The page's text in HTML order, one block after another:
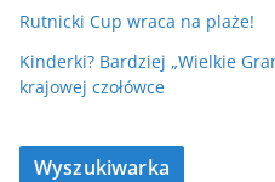
Rutnicki Cup wraca na plaże!
Kinderki? Bardziej „Wielkie
krajowej czołówce
Wyszukiwarka